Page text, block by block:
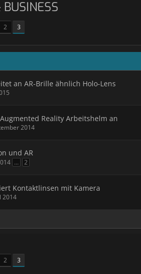
2 3
an AR-Brille ähnlich Holo-Lens
Reality Arbeitshelm an
2014
und AR
... 2
Kontaktlinsen mit Kamera
2014
2 3